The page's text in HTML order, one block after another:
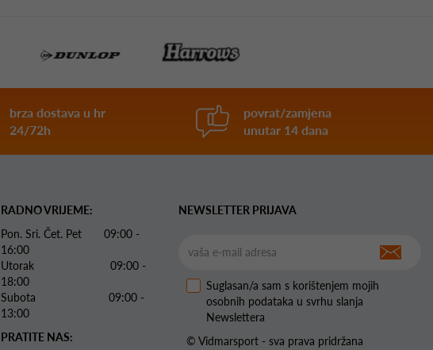
brza dostava u hr
24/72h
povrat/zamjena
unutar 14 dana
RADNO VRIJEME:
Pon. Sri. Čet. Pet 09:00 -
16:00
Utorak 09:00 -
18:00
Subota 09:00 -
13:00
PRATITE NAS:
NEWSLETTER PRIJAVA
Suglasan/a sam s korištenjem mojih
osobnih podataka u svrhu slanja
Newslettera
© Vidmarsport - sva prava pridržana